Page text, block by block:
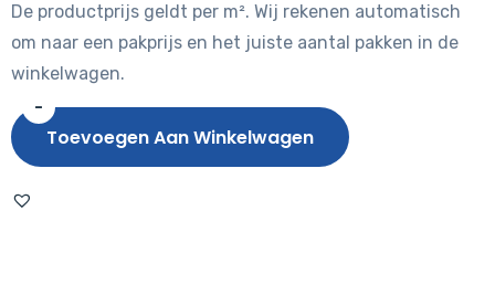
De productprijs geldt per m². Wij rekenen automatisch
om naar een pakprijs en het juiste aantal pakken in de
winkelwagen.
-
Hebeta
Hongaarse
7830
Toevoegen Aan Winkelwagen